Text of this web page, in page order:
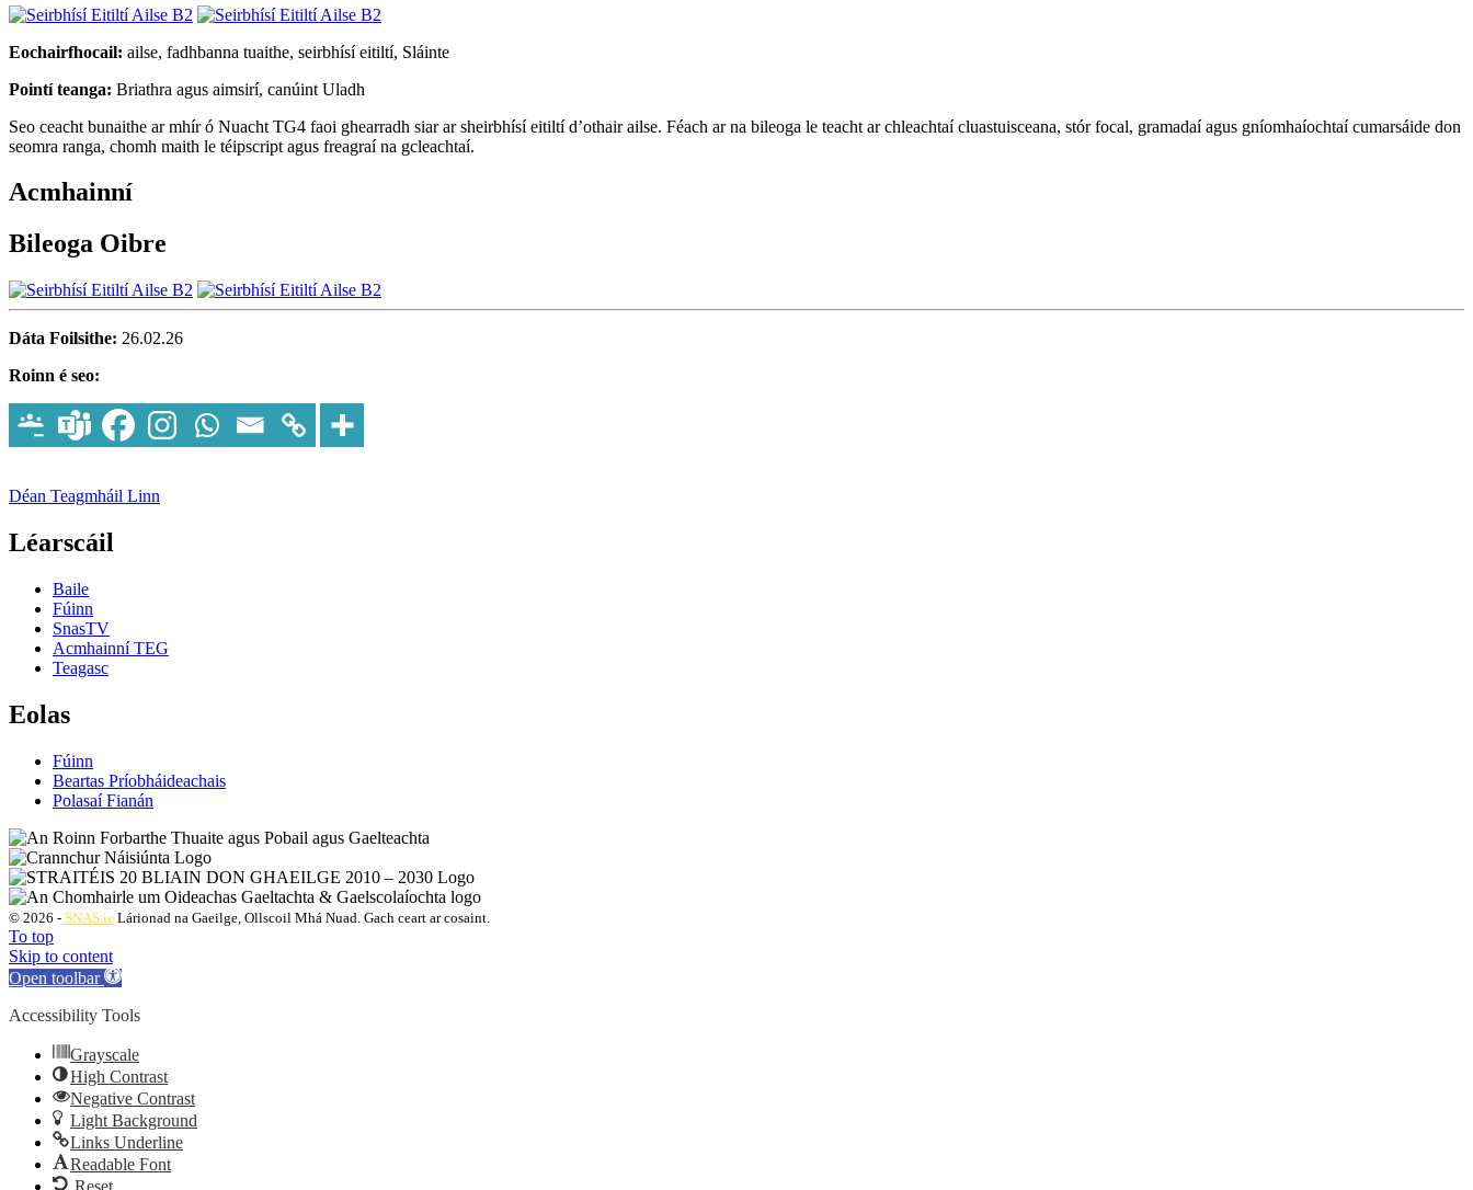
Eochairfhocail: ailse, fadhbanna tuaithe, seirbhísí eitiltí, Sláinte
Pointí teanga: Briathra agus aimsirí, canúint Uladh
Seo ceacht bunaithe ar mhír ó Nuacht TG4 faoi ghearradh siar ar sheirbhísí eitiltí d’othair ailse. Féach ar na bileoga le teacht ar chleachtaí cluastuisceana, stór focal, gramadaí agus gníomhaíochtaí cumarsáide don
seomra ranga, chomh maith le téipscript agus freagraí na gcleachtaí.
Acmhainní
Bileoga Oibre
Dáta Foilsithe: 26.02.26
Roinn é seo:
Déan Teagmháil Linn
Léarscáil
Baile
Fúinn
SnasTV
Acmhainní TEG
Teagasc
Eolas
Fúinn
Beartas Príobháideachais
Polasaí Fianán
© 2026 - SNAS.ie Lárionad na Gaeilge, Ollscoil Mhá Nuad. Gach ceart ar cosaint.
To top
Skip to content
Open toolbar
Accessibility Tools
Grayscale
High Contrast
Negative Contrast
Light Background
Links Underline
Readable Font
Reset